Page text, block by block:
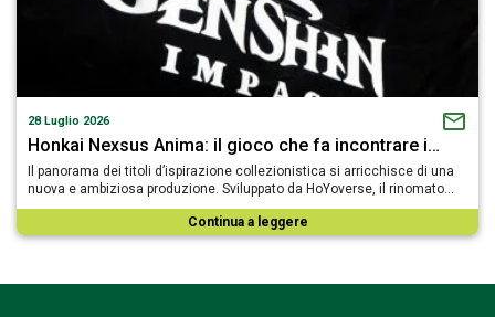
28 Luglio 2026
Honkai Nexsus Anima: il gioco che fa incontrare i…
Il panorama dei titoli d’ispirazione collezionistica si arricchisce di una
nuova e ambiziosa produzione. Sviluppato da HoYoverse, il rinomato…
Continua a leggere